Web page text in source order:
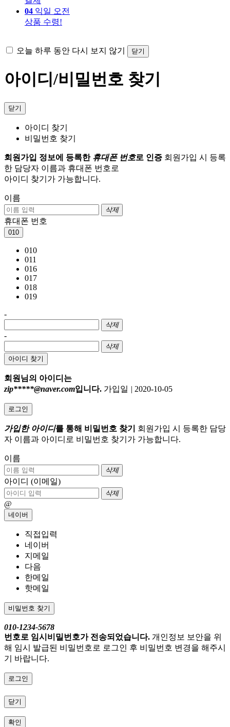
04 익일 오전
상품 수령!
오늘 하루 동안 다시 보지 않기 닫기
아이디/비밀번호 찾기
닫기
아이디 찾기
비밀번호 찾기
회원가입 정보에 등록한 휴대폰 번호로 인증 회원가입 시 등록
한 담당자 이름과 휴대폰 번호로
아이디 찾기가 가능합니다.
이름
삭제
휴대폰 번호
010
010
011
016
017
018
019
-
삭제
-
삭제
아이디 찾기
회원님의 아이디는
zip*****@naver.com입니다. 가입일 | 2020-10-05
로그인
가입한 아이디를 통해 비밀번호 찾기
회원가입 시 등록한 담당
자 이름과 아이디로 비밀번호 찾기가 가능합니다.
이름
삭제
아이디 (이메일)
삭제
@
네이버
직접입력
네이버
지메일
다음
한메일
핫메일
비밀번호 찾기
010-1234-5678
번호로 임시비밀번호가 전송되었습니다. 개인정보 보안을 위
해 임시 발급된 비밀번호로 로그인 후 비밀번호 변경을 해주시
기 바랍니다.
로그인
닫기
확인